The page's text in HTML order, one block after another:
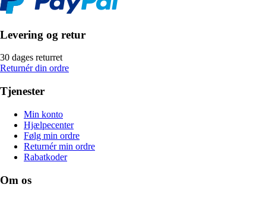
Levering og retur
30 dages returret
Returnér din ordre
Tjenester
Min konto
Hjælpecenter
Følg min ordre
Returnér min ordre
Rabatkoder
Om os